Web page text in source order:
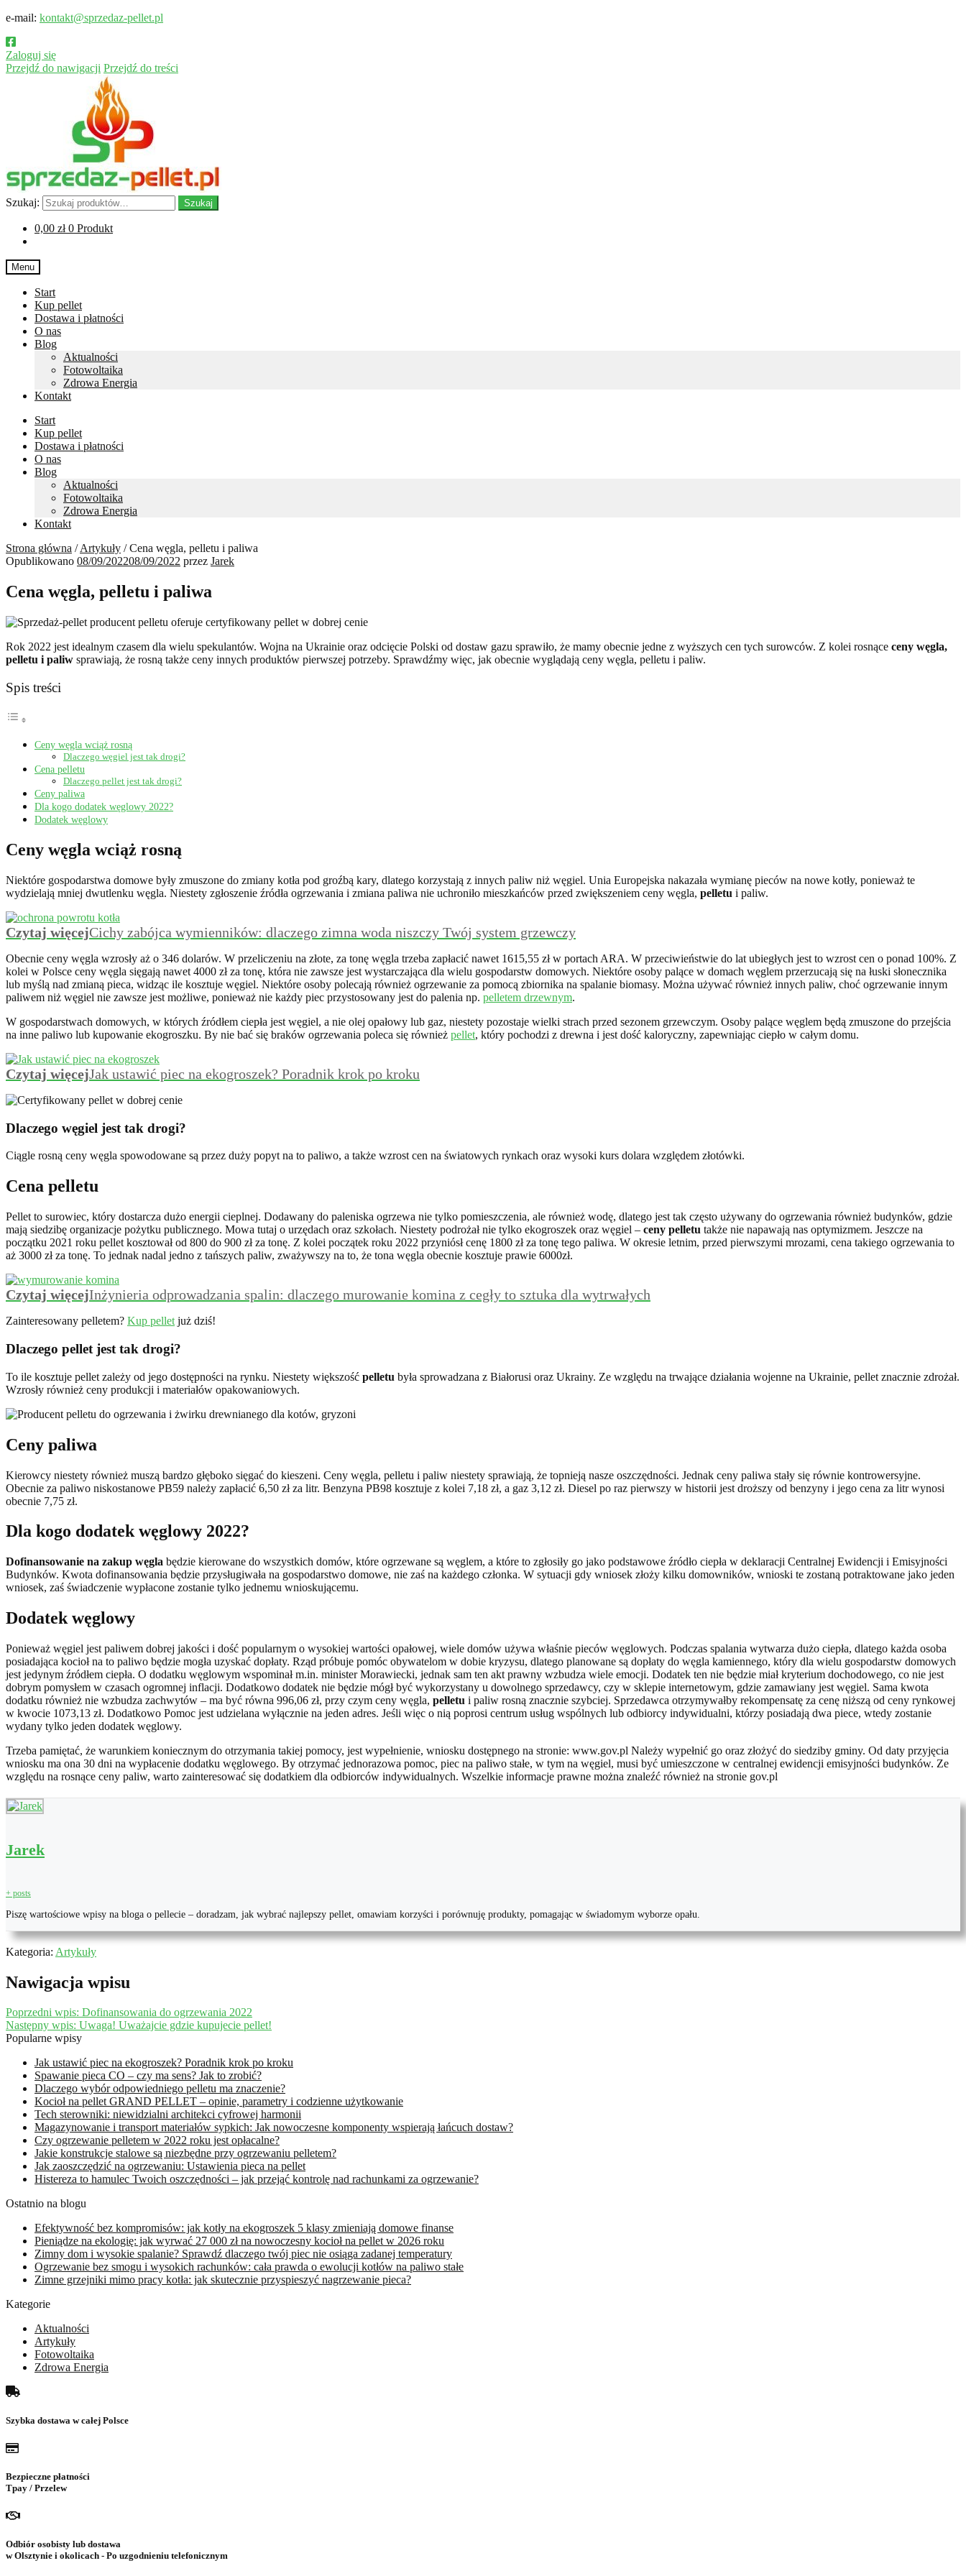
e-mail: kontakt@sprzedaz-pellet.pl
Zaloguj się
Przejdź do nawigacji Przejdź do treści
Szukaj: Szukaj
0,00 zł 0 Produkt
Menu
Start
Kup pellet
Dostawa i płatności
O nas
Blog
Aktualności
Fotowoltaika
Zdrowa Energia
Kontakt
Start
Kup pellet
Dostawa i płatności
O nas
Blog
Aktualności
Fotowoltaika
Zdrowa Energia
Kontakt
Strona główna /Artykuły /Cena węgla, pelletu i paliwa
Opublikowano 08/09/202208/09/2022 przez Jarek
Cena węgla, pelletu i paliwa
Rok 2022 jest idealnym czasem dla wielu spekulantów. Wojna na Ukrainie oraz odcięcie Polski od dostaw gazu sprawiło, że mamy obecnie jedne z wyższych cen tych surowców. Z kolei rosnące ceny węgla,
pelletu i paliw sprawiają, że rosną także ceny innych produktów pierwszej potrzeby. Sprawdźmy więc, jak obecnie wyglądają ceny węgla, pelletu i paliw.
Spis treści
Ceny węgla wciąż rosną
Dlaczego węgiel jest tak drogi?
Cena pelletu
Dlaczego pellet jest tak drogi?
Ceny paliwa
Dla kogo dodatek węglowy 2022?
Dodatek węglowy
Ceny węgla wciąż rosną
Niektóre gospodarstwa domowe były zmuszone do zmiany kotła pod groźbą kary, dlatego korzystają z innych paliw niż węgiel. Unia Europejska nakazała wymianę pieców na nowe kotły, ponieważ te
wydzielają mniej dwutlenku węgla. Niestety zgłoszenie źródła ogrzewania i zmiana paliwa nie uchroniło mieszkańców przed zwiększeniem ceny węgla, pelletu i paliw.
Czytaj więcejCichy zabójca wymienników: dlaczego zimna woda niszczy Twój system grzewczy
Obecnie ceny węgla wzrosły aż o 346 dolarów. W przeliczeniu na złote, za tonę węgla trzeba zapłacić nawet 1615,55 zł w portach ARA. W przeciwieństwie do lat ubiegłych jest to wzrost cen o ponad 100%. Z
kolei w Polsce ceny węgla sięgają nawet 4000 zł za tonę, która nie zawsze jest wystarczająca dla wielu gospodarstw domowych. Niektóre osoby palące w domach węglem przerzucają się na łuski słonecznika
lub myślą nad zmianą pieca, widząc ile kosztuje węgiel. Niektóre osoby polecają również ogrzewanie za pomocą zbiornika na spalanie biomasy. Można używać również innych paliw, choć ogrzewanie innym
paliwem niż węgiel nie zawsze jest możliwe, ponieważ nie każdy piec przystosowany jest do palenia np. pelletem drzewnym.
W gospodarstwach domowych, w których źródłem ciepła jest węgiel, a nie olej opałowy lub gaz, niestety pozostaje wielki strach przed sezonem grzewczym. Osoby palące węglem będą zmuszone do przejścia
na inne paliwo lub kupowanie ekogroszku. By nie bać się braków ogrzewania poleca się również pellet, który pochodzi z drewna i jest dość kaloryczny, zapewniając ciepło w całym domu.
Czytaj więcejJak ustawić piec na ekogroszek? Poradnik krok po kroku
Dlaczego węgiel jest tak drogi?
Ciągle rosną ceny węgla spowodowane są przez duży popyt na to paliwo, a także wzrost cen na światowych rynkach oraz wysoki kurs dolara względem złotówki.
Cena pelletu
Pellet to surowiec, który dostarcza dużo energii cieplnej. Dodawany do paleniska ogrzewa nie tylko pomieszczenia, ale również wodę, dlatego jest tak często używany do ogrzewania również budynków, gdzie
mają siedzibę organizacje pożytku publicznego. Mowa tutaj o urzędach oraz szkołach. Niestety podrożał nie tylko ekogroszek oraz węgiel – ceny pelletu także nie napawają nas optymizmem. Jeszcze na
początku 2021 roku pellet kosztował od 800 do 900 zł za tonę. Z kolei początek roku 2022 przyniósł cenę 1800 zł za tonę tego paliwa. W okresie letnim, przed pierwszymi mrozami, cena takiego ogrzewania to
aż 3000 zł za tonę. To jednak nadal jedno z tańszych paliw, zważywszy na to, że tona węgla obecnie kosztuje prawie 6000zł.
Czytaj więcejInżynieria odprowadzania spalin: dlaczego murowanie komina z cegły to sztuka dla wytrwałych
Zainteresowany pelletem? Kup pellet już dziś!
Dlaczego pellet jest tak drogi?
To ile kosztuje pellet zależy od jego dostępności na rynku. Niestety większość pelletu była sprowadzana z Białorusi oraz Ukrainy. Ze względu na trwające działania wojenne na Ukrainie, pellet znacznie zdrożał.
Wzrosły również ceny produkcji i materiałów opakowaniowych.
Ceny paliwa
Kierowcy niestety również muszą bardzo głęboko sięgać do kieszeni. Ceny węgla, pelletu i paliw niestety sprawiają, że topnieją nasze oszczędności. Jednak ceny paliwa stały się równie kontrowersyjne.
Obecnie za paliwo niskostanowe PB59 należy zapłacić 6,50 zł za litr. Benzyna PB98 kosztuje z kolei 7,18 zł, a gaz 3,12 zł. Diesel po raz pierwszy w historii jest droższy od benzyny i jego cena za litr wynosi
obecnie 7,75 zł.
Dla kogo dodatek węglowy 2022?
Dofinansowanie na zakup węgla będzie kierowane do wszystkich domów, które ogrzewane są węglem, a które to zgłosiły go jako podstawowe źródło ciepła w deklaracji Centralnej Ewidencji i Emisyjności
Budynków. Kwota dofinansowania będzie przysługiwała na gospodarstwo domowe, nie zaś na każdego członka. W sytuacji gdy wniosek złoży kilku domowników, wnioski te zostaną potraktowane jako jeden
wniosek, zaś świadczenie wypłacone zostanie tylko jednemu wnioskującemu.
Dodatek węglowy
Ponieważ węgiel jest paliwem dobrej jakości i dość popularnym o wysokiej wartości opałowej, wiele domów używa właśnie pieców węglowych. Podczas spalania wytwarza dużo ciepła, dlatego każda osoba
posiadająca kocioł na to paliwo będzie mogła uzyskać dopłaty. Rząd próbuje pomóc obywatelom w dobie kryzysu, dlatego planowane są dopłaty do węgla kamiennego, który dla wielu gospodarstw domowych
jest jedynym źródłem ciepła. O dodatku węglowym wspominał m.in. minister Morawiecki, jednak sam ten akt prawny wzbudza wiele emocji. Dodatek ten nie będzie miał kryterium dochodowego, co nie jest
dobrym pomysłem w czasach ogromnej inflacji. Dodatkowo dodatek nie będzie mógł być wykorzystany u dowolnego sprzedawcy, czy w sklepie internetowym, gdzie zamawiany jest węgiel. Sama kwota
dodatku również nie wzbudza zachwytów – ma być równa 996,06 zł, przy czym ceny węgla, pelletu i paliw rosną znacznie szybciej. Sprzedawca otrzymywałby rekompensatę za cenę niższą od ceny rynkowej
w kwocie 1073,13 zł. Dodatkowo Pomoc jest udzielana wyłącznie na jeden adres. Jeśli więc o nią poprosi centrum usług wspólnych lub odbiorcy indywidualni, którzy posiadają dwa piece, wtedy zostanie
wydany tylko jeden dodatek węglowy.
Trzeba pamiętać, że warunkiem koniecznym do otrzymania takiej pomocy, jest wypełnienie, wniosku dostępnego na stronie: www.gov.pl Należy wypełnić go oraz złożyć do siedziby gminy. Od daty przyjęcia
wniosku ma ona 30 dni na wypłacenie dodatku węglowego. By otrzymać jednorazowa pomoc, piec na paliwo stałe, w tym na węgiel, musi być umieszczone w centralnej ewidencji emisyjności budynków. Ze
względu na rosnące ceny paliw, warto zainteresować się dodatkiem dla odbiorców indywidualnych. Wszelkie informacje prawne można znaleźć również na stronie gov.pl
Jarek
+ posts
Piszę wartościowe wpisy na bloga o pellecie – doradzam, jak wybrać najlepszy pellet, omawiam korzyści i porównuję produkty, pomagając w świadomym wyborze opału.
Kategoria: Artykuły
Nawigacja wpisu
Poprzedni wpis: Dofinansowania do ogrzewania 2022
Następny wpis: Uwaga! Uważajcie gdzie kupujecie pellet!
Popularne wpisy
Jak ustawić piec na ekogroszek? Poradnik krok po kroku
Spawanie pieca CO – czy ma sens? Jak to zrobić?
Dlaczego wybór odpowiedniego pelletu ma znaczenie?
Kocioł na pellet GRAND PELLET – opinie, parametry i codzienne użytkowanie
Tech sterowniki: niewidzialni architekci cyfrowej harmonii
Magazynowanie i transport materiałów sypkich: Jak nowoczesne komponenty wspierają łańcuch dostaw?
Czy ogrzewanie pelletem w 2022 roku jest opłacalne?
Jakie konstrukcje stalowe są niezbędne przy ogrzewaniu pelletem?
Jak zaoszczędzić na ogrzewaniu: Ustawienia pieca na pellet
Histereza to hamulec Twoich oszczędności – jak przejąć kontrolę nad rachunkami za ogrzewanie?
Ostatnio na blogu
Efektywność bez kompromisów: jak kotły na ekogroszek 5 klasy zmieniają domowe finanse
Pieniądze na ekologię: jak wyrwać 27 000 zł na nowoczesny kocioł na pellet w 2026 roku
Zimny dom i wysokie spalanie? Sprawdź dlaczego twój piec nie osiąga zadanej temperatury
Ogrzewanie bez smogu i wysokich rachunków: cała prawda o ewolucji kotłów na paliwo stałe
Zimne grzejniki mimo pracy kotła: jak skutecznie przyspieszyć nagrzewanie pieca?
Kategorie
Aktualności
Artykuły
Fotowoltaika
Zdrowa Energia
Szybka dostawa w całej Polsce
Bezpieczne płatności
Tpay / Przelew
Odbiór osobisty lub dostawa
w Olsztynie i okolicach - Po uzgodnieniu telefonicznym